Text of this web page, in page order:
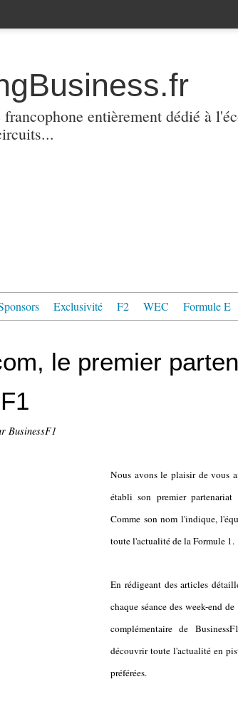
entièrement dédié à
Exclusivité F2 WEC Formule E
le premier
BusinessF1
Nous avons le plaisir de vous
établi son premier
Comme son nom l'indique,
toute l'actualité de la Formule 1.
En rédigeant des articles
chaque séance des week-end
complémentaire de
découvrir toute l'actualité en
préférées.